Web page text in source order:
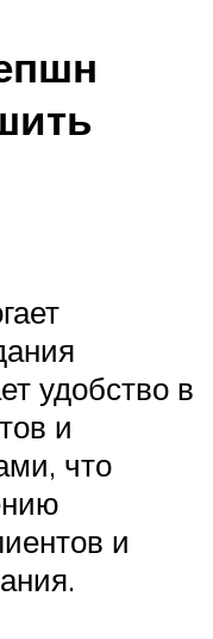
удобство в
и
что
и